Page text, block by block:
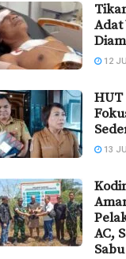
Adat
12
HUT
13
AC,